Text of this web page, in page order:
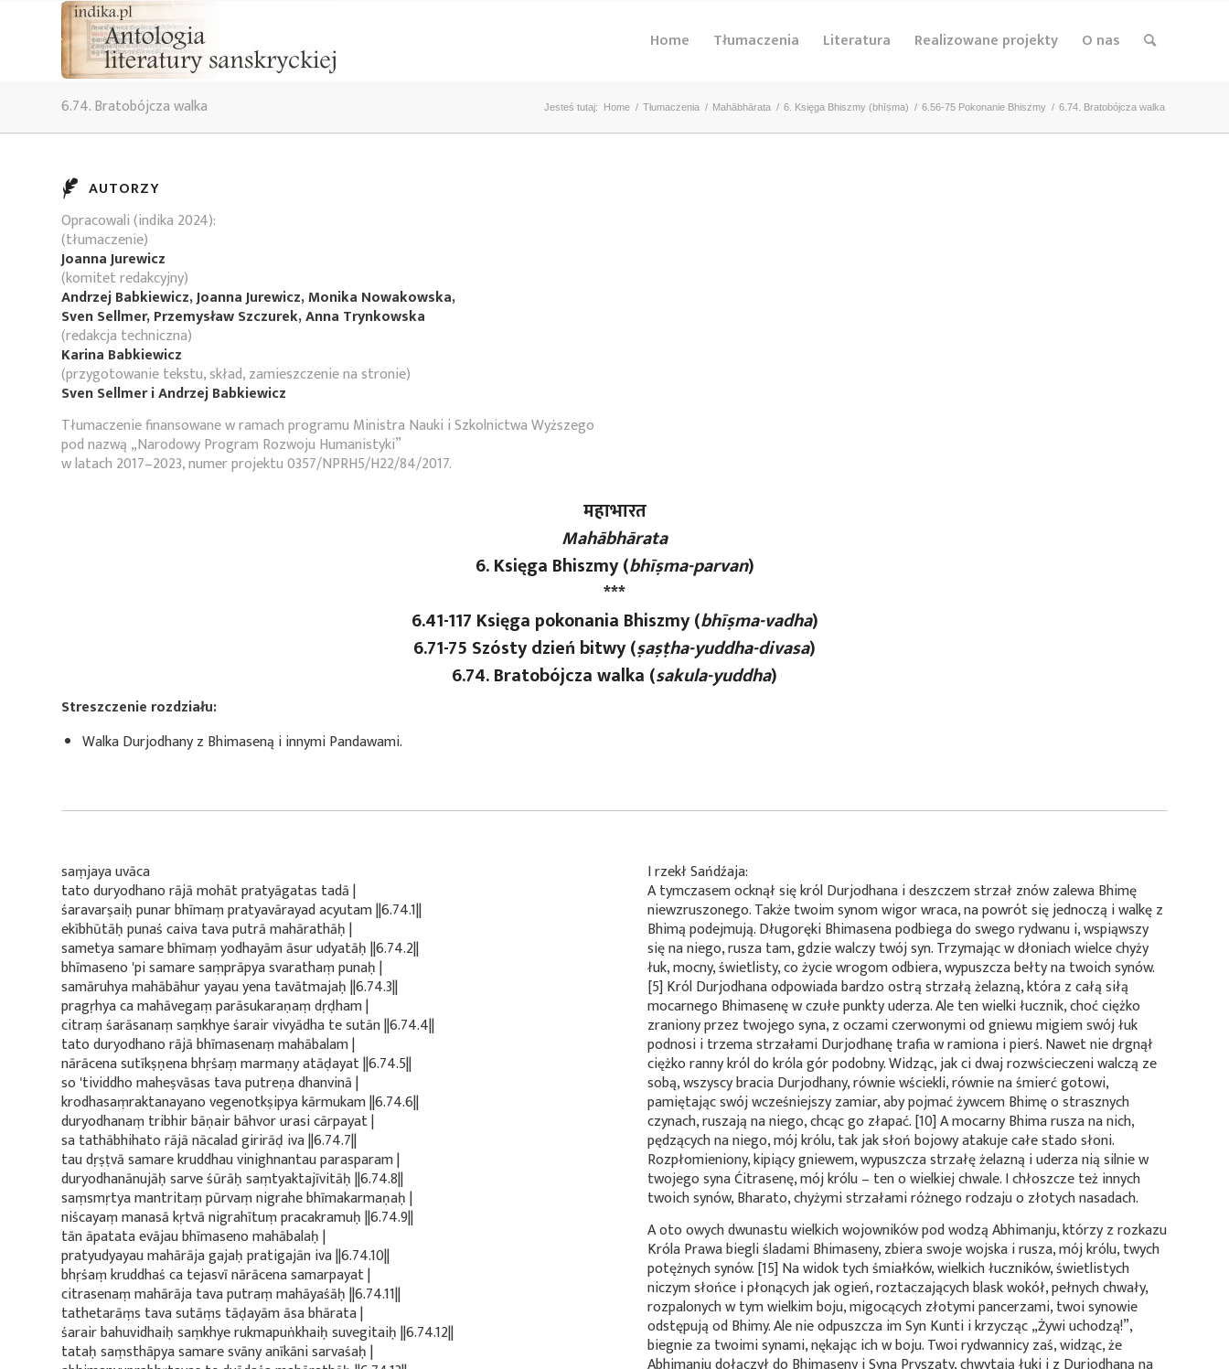
Home Tłumaczenia Literatura Realizowane projekty O nas
6.74. Bratobójcza walka Jesteś tutaj: Home / Tłumaczenia / Mahābhārata / 6. Księga Bhiszmy (bhīṣma) / 6.56-75 Pokonanie Bhiszmy / 6.74. Bratobójcza walka
AUTORZY
Opracowali (indika 2024):
(tłumaczenie)
Joanna Jurewicz
(komitet redakcyjny)
Andrzej Babkiewicz, Joanna Jurewicz, Monika Nowakowska,
Sven Sellmer, Przemysław Szczurek, Anna Trynkowska
(redakcja techniczna)
Karina Babkiewicz
(przygotowanie tekstu, skład, zamieszczenie na stronie)
Sven Sellmer i Andrzej Babkiewicz
Tłumaczenie finansowane w ramach programu Ministra Nauki i Szkolnictwa Wyższego
pod nazwą „Narodowy Program Rozwoju Humanistyki”
w latach 2017–2023, numer projektu 0357/NPRH5/H22/84/2017.
महाभारत
Mahābhārata
6. Księga Bhiszmy (bhīṣma-parvan)
***
6.41-117 Księga pokonania Bhiszmy (bhīṣma-vadha)
6.71-75 Szósty dzień bitwy (ṣaṣṭha-yuddha-divasa)
6.74. Bratobójcza walka (sakula-yuddha)
Streszczenie rozdziału:
Walka Durjodhany z Bhimaseną i innymi Pandawami.
saṃjaya uvāca
tato duryodhano rājā mohāt pratyāgatas tadā |
śaravarṣaiḥ punar bhīmaṃ pratyavārayad acyutam ||6.74.1||
ekībhūtāḥ punaś caiva tava putrā mahārathāḥ |
sametya samare bhīmaṃ yodhayām āsur udyatāḥ ||6.74.2||
bhīmaseno 'pi samare saṃprāpya svarathaṃ punaḥ |
samāruhya mahābāhur yayau yena tavātmajaḥ ||6.74.3||
pragṛhya ca mahāvegaṃ parāsukaraṇaṃ dṛḍham |
citraṃ śarāsanaṃ saṃkhye śarair vivyādha te sutān ||6.74.4||
tato duryodhano rājā bhīmasenaṃ mahābalam |
nārācena sutīkṣṇena bhṛśaṃ marmaṇy atāḍayat ||6.74.5||
so 'tividdho maheṣvāsas tava putreṇa dhanvinā |
krodhasaṃraktanayano vegenotkṣipya kārmukam ||6.74.6||
duryodhanaṃ tribhir bāṇair bāhvor urasi cārpayat |
sa tathābhihato rājā nācalad girirāḍ iva ||6.74.7||
tau dṛṣṭvā samare kruddhau vinighnantau parasparam |
duryodhanānujāḥ sarve śūrāḥ saṃtyaktajīvitāḥ ||6.74.8||
saṃsmṛtya mantritaṃ pūrvaṃ nigrahe bhīmakarmaṇaḥ |
niścayaṃ manasā kṛtvā nigrahītuṃ pracakramuḥ ||6.74.9||
tān āpatata evājau bhīmaseno mahābalaḥ |
pratyudyayau mahārāja gajaḥ pratigajān iva ||6.74.10||
bhṛśaṃ kruddhaś ca tejasvī nārācena samarpayat |
citrasenaṃ mahārāja tava putraṃ mahāyaśāḥ ||6.74.11||
tathetarāṃs tava sutāṃs tāḍayām āsa bhārata |
śarair bahuvidhaiḥ saṃkhye rukmapuṅkhaiḥ suvegitaiḥ ||6.74.12||
tataḥ saṃsthāpya samare svāny anīkāni sarvaśaḥ |
I rzekł Sańdźaja:
A tymczasem ocknął się król Durjodhana i deszczem strzał znów zalewa Bhimę
niewzruszonego. Także twoim synom wigor wraca, na powrót się jednoczą i walkę z
Bhimą podejmują. Długoręki Bhimasena podbiega do swego rydwanu i, wspiąwszy
się na niego, rusza tam, gdzie walczy twój syn. Trzymając w dłoniach wielce chyży
łuk, mocny, świetlisty, co życie wrogom odbiera, wypuszcza bełty na twoich synów.
[5] Król Durjodhana odpowiada bardzo ostrą strzałą żelazną, która z całą siłą
mocarnego Bhimasenę w czułe punkty uderza. Ale ten wielki łucznik, choć ciężko
zraniony przez twojego syna, z oczami czerwonymi od gniewu migiem swój łuk
podnosi i trzema strzałami Durjodhanę trafia w ramiona i pierś. Nawet nie drgnął
ciężko ranny król do króla gór podobny. Widząc, jak ci dwaj rozwścieczeni walczą ze
sobą, wszyscy bracia Durjodhany, równie wściekli, równie na śmierć gotowi,
pamiętając swój wcześniejszy zamiar, aby pojmać żywcem Bhimę o strasznych
czynach, ruszają na niego, chcąc go złapać. [10] A mocarny Bhima rusza na nich,
pędzących na niego, mój królu, tak jak słoń bojowy atakuje całe stado słoni.
Rozpłomieniony, kipiący gniewem, wypuszcza strzałę żelazną i uderza nią silnie w
twojego syna Ćitrasenę, mój królu – ten o wielkiej chwale. I chłoszcze też innych
twoich synów, Bharato, chyżymi strzałami różnego rodzaju o złotych nasadach.
A oto owych dwunastu wielkich wojowników pod wodzą Abhimanju, którzy z rozkazu
Króla Prawa biegli śladami Bhimaseny, zbiera swoje wojska i rusza, mój królu, twych
potężnych synów. [15] Na widok tych śmiałków, wielkich łuczników, świetlistych
niczym słońce i płonących jak ogień, roztaczających blask wokół, pełnych chwały,
rozpalonych w tym wielkim boju, migocących złotymi pancerzami, twoi synowie
odstępują od Bhimy. Ale nie odpuszcza im Syn Kunti i krzycząc „Żywi uchodzą!”,
biegnie za twoimi synami, nękając ich w boju. Twoi rydwannicy zaś, widząc, że